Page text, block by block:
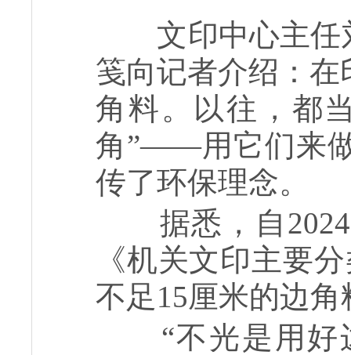
文印中心主任
笺向记者介绍：
角料。以往，都
角”——用它们来
传了环保理念。
据悉，自
《机关文印主要
不足15厘米的边
“不光是用